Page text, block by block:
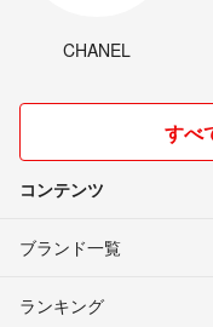
CHANEL
すべ
コンテンツ
ブランド一覧
ランキング